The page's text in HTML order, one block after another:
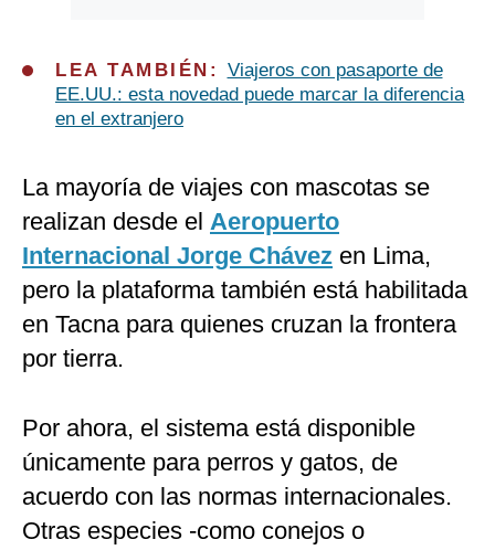
LEA TAMBIÉN: Viajeros con pasaporte de
EE.UU.: esta novedad puede marcar la diferencia
en el extranjero
La mayoría de viajes con mascotas se
realizan desde el Aeropuerto
Internacional Jorge Chávez en Lima,
pero la plataforma también está habilitada
en Tacna para quienes cruzan la frontera
por tierra.
Por ahora, el sistema está disponible
únicamente para perros y gatos, de
acuerdo con las normas internacionales.
Otras especies -como conejos o